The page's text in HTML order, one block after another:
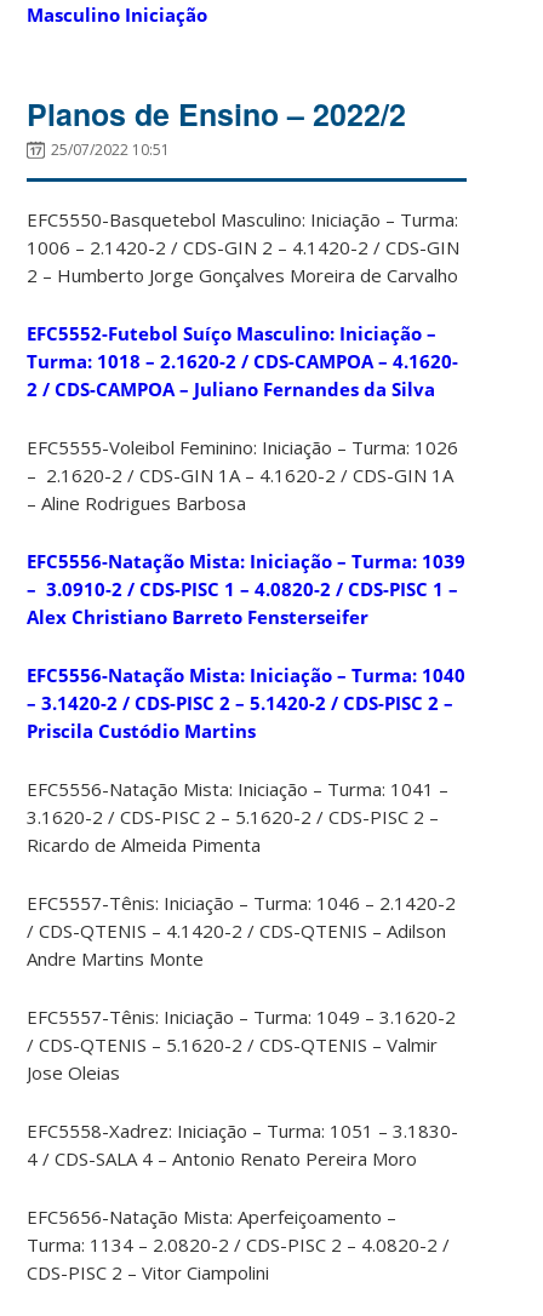
Masculino Iniciação
Planos de Ensino – 2022/2
25/07/2022 10:51
EFC5550-Basquetebol Masculino: Iniciação – Turma:
1006 – 2.1420-2 / CDS-GIN 2 – 4.1420-2 / CDS-GIN
2 – Humberto Jorge Gonçalves Moreira de Carvalho
EFC5552-Futebol Suíço Masculino: Iniciação –
Turma: 1018 – 2.1620-2 / CDS-CAMPOA – 4.1620-
2 / CDS-CAMPOA – Juliano Fernandes da Silva
EFC5555-Voleibol Feminino: Iniciação – Turma: 1026
– 2.1620-2 / CDS-GIN 1A – 4.1620-2 / CDS-GIN 1A
– Aline Rodrigues Barbosa
EFC5556-Natação Mista: Iniciação – Turma: 1039
– 3.0910-2 / CDS-PISC 1 – 4.0820-2 / CDS-PISC 1 –
Alex Christiano Barreto Fensterseifer
EFC5556-Natação Mista: Iniciação – Turma: 1040
– 3.1420-2 / CDS-PISC 2 – 5.1420-2 / CDS-PISC 2 –
Priscila Custódio Martins
EFC5556-Natação Mista: Iniciação – Turma: 1041 –
3.1620-2 / CDS-PISC 2 – 5.1620-2 / CDS-PISC 2 –
Ricardo de Almeida Pimenta
EFC5557-Tênis: Iniciação – Turma: 1046 – 2.1420-2
/ CDS-QTENIS – 4.1420-2 / CDS-QTENIS – Adilson
Andre Martins Monte
EFC5557-Tênis: Iniciação – Turma: 1049 – 3.1620-2
/ CDS-QTENIS – 5.1620-2 / CDS-QTENIS – Valmir
Jose Oleias
EFC5558-Xadrez: Iniciação – Turma: 1051 – 3.1830-
4 / CDS-SALA 4 – Antonio Renato Pereira Moro
EFC5656-Natação Mista: Aperfeiçoamento –
Turma: 1134 – 2.0820-2 / CDS-PISC 2 – 4.0820-2 /
CDS-PISC 2 – Vitor Ciampolini